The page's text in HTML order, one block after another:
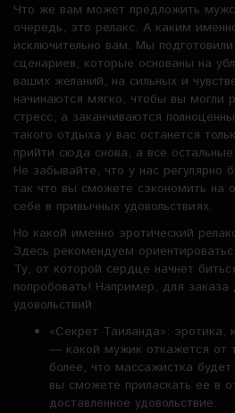
Что же вам может предложить
очередь, это релакс. А каким
исключительно вам. Мы
сценариев, которые основаны на
ваших желаний, на сильных и
начинаются мягко, чтобы вы могли
стресс, а заканчиваются
такого отдыха у вас останется
прийти сюда снова, а все
Не забывайте, что у нас регулярно
так что вы сможете сэкономить на
себе в привычных удовольствиях.
Но какой именно эротический
Здесь рекомендуем
Ту, от которой сердце начнет
попробовать! Например, для
удовольствий:
«Секрет Таиланда»: эротика,
— какой мужик откажется от
более, что массажистка
вы сможете приласкать ее в
доставленное удовольствие.